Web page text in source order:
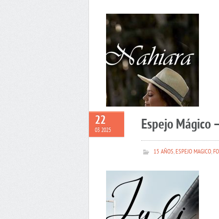
22
03 2025 Espejo Mágico
15 AÑOS,ESPEJO MAGICO,